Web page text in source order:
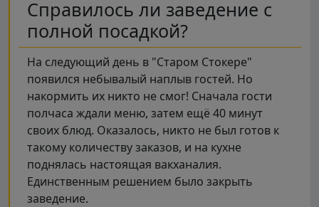
Справилось ли заведение с
полной посадкой?
На следующий день в "Старом Стокере"
появился небывалый наплыв гостей. Но
накормить их никто не смог! Сначала гости
полчаса ждали меню, затем ещё 40 минут
своих блюд. Оказалось, никто не был готов к
такому количеству заказов, и на кухне
поднялась настоящая вакханалия.
Единственным решением было закрыть
заведение.